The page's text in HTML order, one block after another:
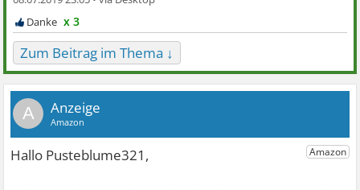
x 3
Zum Beitrag im Thema ↓
A